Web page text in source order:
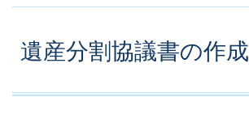
遺産分割協議書の作成